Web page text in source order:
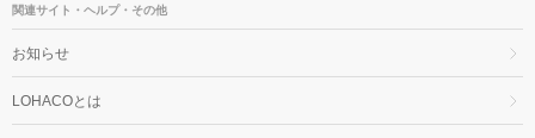
関連サイト・ヘルプ・その他
お知らせ
LOHACOとは